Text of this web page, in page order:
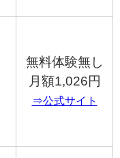
無料体験無し
月額1,026円
⇒公式サイト